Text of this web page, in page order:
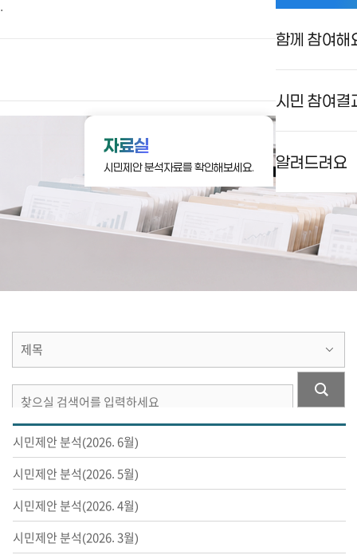
로그인
함께 참여해
시민 참여결
알려드려요
자료실
시민제안 분석자료를 확인해보세요.
시민제안 분석(2026. 6월)
시민제안 분석(2026. 5월)
시민제안 분석(2026. 4월)
시민제안 분석(2026. 3월)